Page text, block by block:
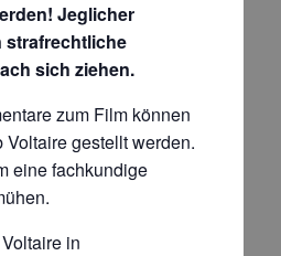
Jeglicher
strafrechtliche
sich ziehen.
zum Film können
gestellt werden.
eine fachkundige
in